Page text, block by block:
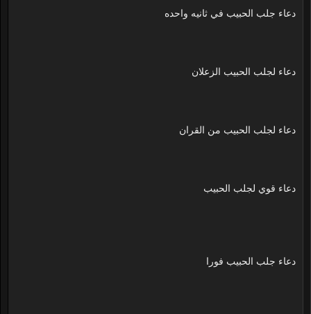
دعاء جلب الحبيب في ثانيه واحده
دعاء لجلب الحبيب الزعلان
دعاء لجلب الحبيب من القران
دعاء قوي لجلب الحبيب
دعاء جلب الحبيب فورا